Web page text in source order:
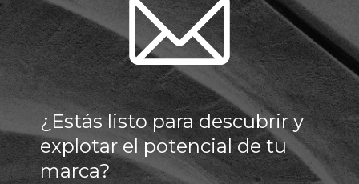
¿Estás listo para descubrir y
explotar el potencial de tu
marca?